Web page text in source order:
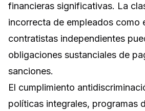
financieras significativas. La
incorrecta de empleados como
contratistas independientes
obligaciones sustanciales de
sanciones.
El cumplimiento
políticas integrales, programas